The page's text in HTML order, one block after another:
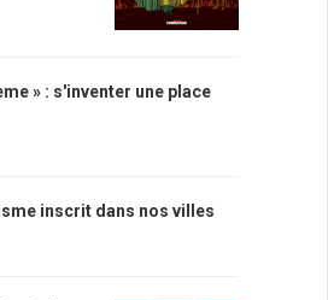
» : s'inventer une place
inscrit dans nos villes